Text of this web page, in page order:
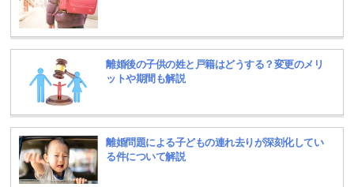
離婚後の子供の姓と戸籍はどうする？変更のメリ
ットや期間も解説
離婚問題による子どもの連れ去りが深刻化してい
る件について解説